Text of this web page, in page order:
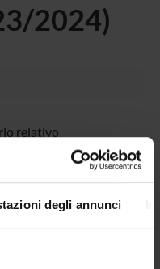
degli annunci
2024)
relativo
storia dell'arte.